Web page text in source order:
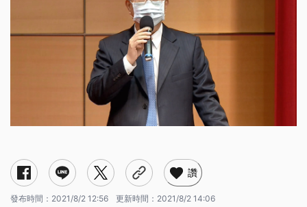
讚
發布時間： 2021/8/2 12:56 更新時間： 2021/8/2 14:06